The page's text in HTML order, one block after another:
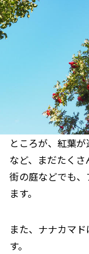
ところが、紅葉
など、まだたく
街の庭などでも
ます。
また、ナナカマ
す。